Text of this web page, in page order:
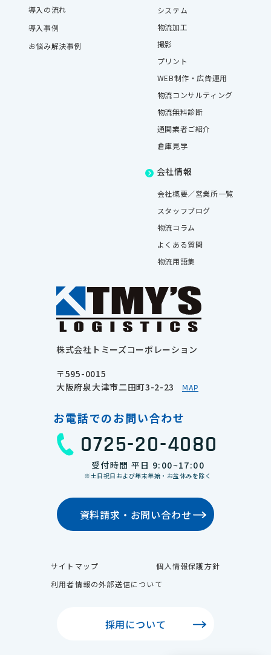
株式会社トミーズコーポレーション
〒595-0015
大阪府泉大津市二田町3-2-23
MAP
お電話でのお問い合わせ
0725-20-4080
受付時間 平日 9:00~17:00
※土日祝日および年末年始・お盆休みを除く
資料請求・お問い合わせ
サイトマップ
個人情報保護方針
利用者情報の外部送信について
採用について
導入の流れ
導入事例
お悩み解決事例
システム
物流加工
撮影
プリント
WEB制作・広告運用
物流コンサルティング
物流無料診断
通関業者ご紹介
倉庫見学
会社情報
会社概要／営業所一覧
スタッフブログ
物流コラム
よくある質問
物流用語集